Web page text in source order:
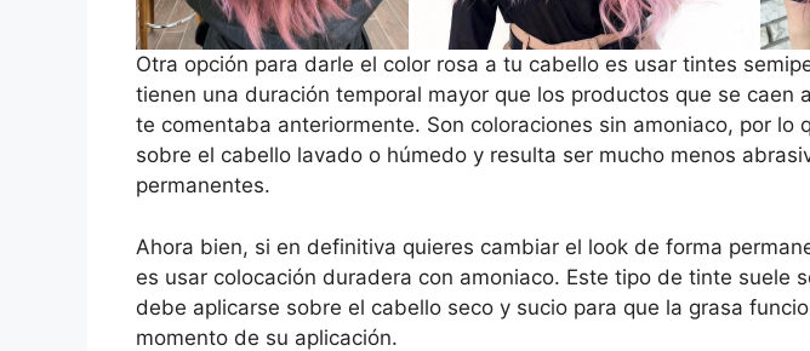
Otra opción para darle el color rosa a tu cabello es usar tintes
tienen una duración temporal mayor que los productos que se caen
te comentaba anteriormente. Son coloraciones sin amoniaco, por lo
sobre el cabello lavado o húmedo y resulta ser mucho menos
permanentes.
Ahora bien, si en definitiva quieres cambiar el look de forma
es usar colocación duradera con amoniaco. Este tipo de tinte suele
debe aplicarse sobre el cabello seco y sucio para que la grasa
momento de su aplicación.